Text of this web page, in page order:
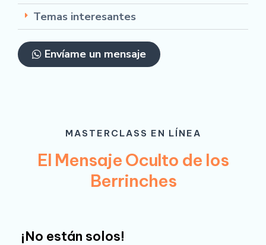
Temas interesantes
Envíame un mensaje
MASTERCLASS EN LÍNEA
El Mensaje Oculto de los
Berrinches
¡No están solos!